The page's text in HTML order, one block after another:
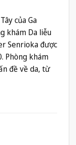
của Ga
khám Da liễu
Senrioka được
Phòng khám
đề về da, từ